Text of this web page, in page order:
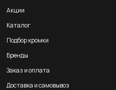
Акции
Каталог
Подбор кромки
Бренды
Заказ и оплата
Доставка и самовывоз